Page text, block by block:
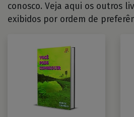
conosco. Veja aqui os outros
exibidos por ordem de